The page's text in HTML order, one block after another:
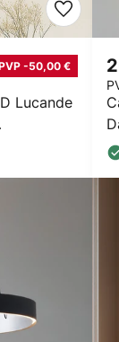
Lucande
-50,00 €